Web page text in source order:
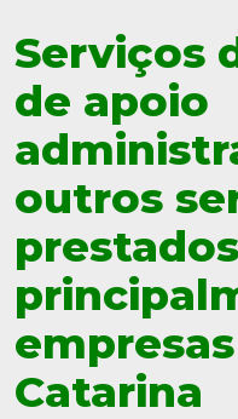
Serviços
de apoio
outros
prestados
Catarina